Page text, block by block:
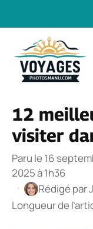
contenu
12
visiter
Paru le 16
2025 à 1h36
·
Rédigé par
Longueur de